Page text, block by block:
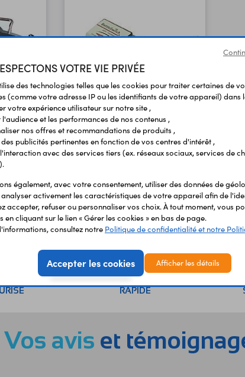
Relais radiocommandés
RAPIDE
Vos avis et
VOTRE VIE PRIVÉE
des technologies telles que les cookies pour traiter certaines de
(comme votre adresse IP ou les identifiants de votre appareil) dans
votre expérience utilisateur sur notre site ,
l'audience et les performances de nos contenus ,
nos offres et recommandations de produits ,
publicités pertinentes en fonction de vos centres d'intérêt ,
avec des services tiers (ex. réseaux sociaux, services de
également, avec votre consentement, utiliser des données de
analyser activement les caractéristiques de votre appareil afin de
accepter, refuser ou personnaliser vos choix. À tout moment, vous
en cliquant sur le lien « Gérer les cookies » en bas de page.
consultez notre Politique de confidentialité et notre
Accepter les cookies Afficher les détails